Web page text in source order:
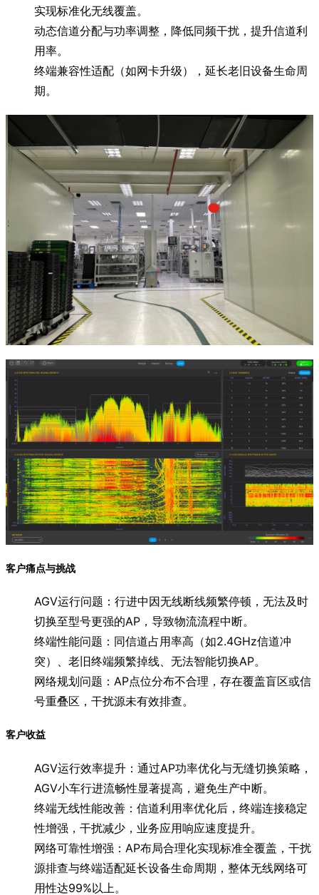
实现标准化无线覆盖。
动态信道分配与功率调整，降低同频干扰，提升信道利
用率。
终端兼容性适配（如网卡升级），延长老旧设备生命周
期。
客户痛点与挑战
AGV运行问题：行进中因无线断线频繁停顿，无法及时
切换至型号更强的AP，导致物流流程中断。
终端性能问题：同信道占用率高（如2.4GHz信道冲
突）、老旧终端频繁掉线、无法智能切换AP。
网络规划问题：AP点位分布不合理，存在覆盖盲区或信
号重叠区，干扰源未有效排查。
客户收益
AGV运行效率提升：通过AP功率优化与无缝切换策略，
AGV小车行进流畅性显著提高，避免生产中断。
终端无线性能改善：信道利用率优化后，终端连接稳定
性增强，干扰减少，业务应用响应速度提升。
网络可靠性增强：AP布局合理化实现标准全覆盖，干扰
源排查与终端适配延长设备生命周期，整体无线网络可
用性达99%以上。